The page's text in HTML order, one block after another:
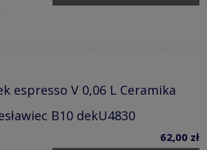
espresso V 0,06 L Ceramika
B10 dekU4830
62,00 zł